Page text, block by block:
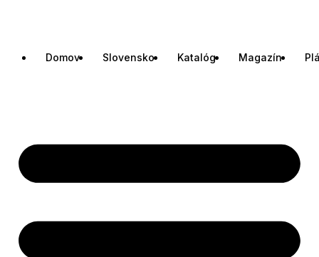
Domov Slovensko Katalóg Magazín